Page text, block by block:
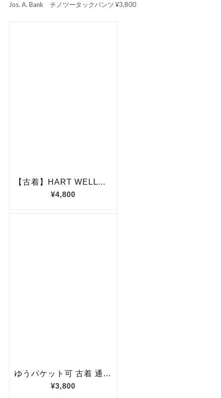
Jos. A. Bank チノツータックパンツ ¥3,800